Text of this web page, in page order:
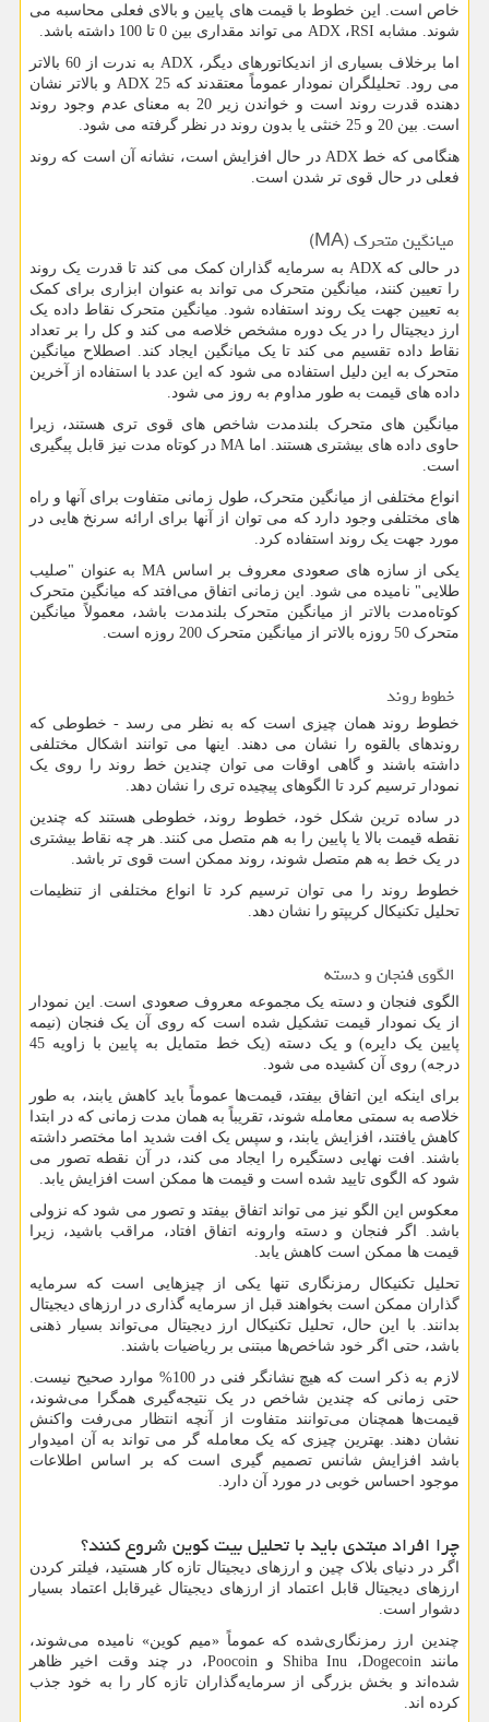
خاص است. این خطوط با قیمت های پایین و بالای فعلی محاسبه می
شوند. مشابه RSI، ADX می تواند مقداری بین 0 تا 100 داشته باشد.
اما برخلاف بسیاری از اندیکاتورهای دیگر، ADX
به ندرت از 60 بالاتر
می رود. تحلیلگران نمودار عموماً معتقدند کهADX 25 و بالاتر نشان
دهنده قدرت روند است و خواندن زیر 20 به معنای عدم وجود روند
است. بین 20 و 25 خنثی یا بدون روند در نظر گرفته می شود.
هنگامی که خط ADX در حال افزایش است، نشانه آن است که روند
فعلی در حال قوی تر شدن است.
میانگین متحرک (MA
)
در حالی کهADX به سرمایه گذاران کمک می کند تا قدرت یک روند
را تعیین کنند، میانگین متحرک می تواند به عنوان ابزاری برای کمک
به تعیین جهت یک روند استفاده شود. میانگین متحرک نقاط داده یک
ارز دیجیتال را در یک دوره مشخص خلاصه می کند و کل را بر تعداد
نقاط داده تقسیم می کند تا یک میانگین ایجاد کند. اصطلاح میانگین
متحرک به این دلیل استفاده می شود که این عدد با استفاده از آخرین
داده های قیمت به طور مداوم به روز می شود.
میانگین های متحرک بلندمدت شاخص های قوی تری هستند، زیرا
حاوی داده های بیشتری هستند. اما MA در کوتاه مدت نیز قابل پیگیری
است.
انواع مختلفی از میانگین متحرک، طول زمانی متفاوت برای آنها و راه
های مختلفی وجود دارد که می توان از آنها برای ارائه سرنخ هایی در
مورد جهت یک روند استفاده کرد.
یکی از سازه های صعودی معروف بر اساسMA به عنوان "صلیب
طلایی" نامیده می شود. این زمانی اتفاق می‌افتد که میانگین متحرک
کوتاه‌مدت بالاتر از میانگین متحرک بلندمدت باشد، معمولاً میانگین
متحرک 50 روزه بالاتر از میانگین متحرک 200 روزه است.
خطوط روند
خطوط روند همان چیزی است که به نظر می رسد - خطوطی که
روندهای بالقوه را نشان می دهند. اینها می توانند اشکال مختلفی
داشته باشند و گاهی اوقات می توان چندین خط روند را روی یک
نمودار ترسیم کرد تا الگوهای پیچیده تری را نشان دهد.
در ساده ترین شکل خود، خطوط روند، خطوطی هستند که چندین
نقطه قیمت بالا یا پایین را به هم متصل می کنند. هر چه نقاط بیشتری
در یک خط به هم متصل شوند، روند ممکن است قوی تر باشد.
خطوط روند را می توان ترسیم کرد تا انواع مختلفی از تنظیمات
تحلیل تکنیکال کریپتو را نشان دهد.
الگوی فنجان و دسته
الگوی فنجان و دسته یک مجموعه معروف صعودی است. این نمودار
از یک نمودار قیمت تشکیل شده است که روی آن یک فنجان (نیمه
پایین یک دایره) و یک دسته (یک خط متمایل به پایین با زاویه 45
درجه) روی آن کشیده می شود.
برای اینکه این اتفاق بیفتد، قیمت‌ها عموماً باید کاهش یابند، به طور
خلاصه به سمتی معامله شوند، تقریباً به همان مدت زمانی که در ابتدا
کاهش یافتند، افزایش یابند، و سپس یک افت شدید اما مختصر داشته
باشند. افت نهایی دستگیره را ایجاد می کند، در آن نقطه تصور می
شود که الگوی تایید شده است و قیمت ها ممکن است افزایش یابد.
معکوس این الگو نیز می تواند اتفاق بیفتد و تصور می شود که نزولی
باشد. اگر فنجان و دسته وارونه اتفاق افتاد، مراقب باشید، زیرا
قیمت ها ممکن است کاهش یابد.
تحلیل تکنیکال رمزنگاری تنها یکی از چیزهایی است که سرمایه
گذاران ممکن است بخواهند قبل از سرمایه گذاری در ارزهای دیجیتال
بدانند. با این حال، تحلیل تکنیکال ارز دیجیتال می‌تواند بسیار ذهنی
باشد، حتی اگر خود شاخص‌ها مبتنی بر ریاضیات باشند.
لازم به ذکر است که هیچ نشانگر فنی در 100% موارد صحیح نیست.
حتی زمانی که چندین شاخص در یک نتیجه‌گیری همگرا می‌شوند،
قیمت‌ها همچنان می‌توانند متفاوت از آنچه انتظار می‌رفت واکنش
نشان دهند. بهترین چیزی که یک معامله گر می تواند به آن امیدوار
باشد افزایش شانس تصمیم گیری است که بر اساس اطلاعات
موجود احساس خوبی در مورد آن دارد.
چرا افراد مبتدی باید با تحلیل بیت کوین شروع کنند؟
اگر در دنیای بلاک چین و ارزهای دیجیتال تازه کار هستید، فیلتر کردن
ارزهای دیجیتال قابل اعتماد از ارزهای دیجیتال غیرقابل اعتماد بسیار
دشوار است.
چندین ارز رمزنگاری‌شده که عموماً «میم کوین» نامیده می‌شوند،
مانندDogecoin، Shiba Inu وPoocoin، در چند وقت اخیر ظاهر
شده‌اند و بخش بزرگی از سرمایه‌گذاران تازه کار را به خود جذب
کرده اند.